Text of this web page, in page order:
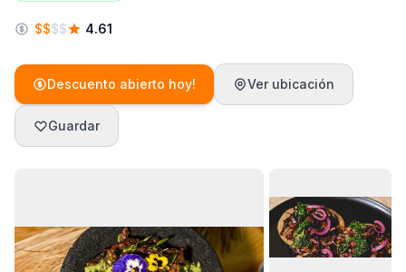
$$$$ 4.61
Descuento abierto hoy! Ver ubicación
Guardar